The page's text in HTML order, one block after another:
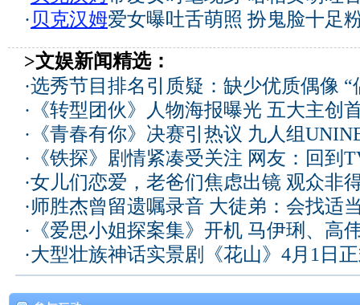
· 贝克汉姆爱女曝吐舌萌照 扮鬼脸十足
>文娱新闻精选：
·选秀节目排名引质疑：缺少优质偶像 “
· 《转型团伙》人物海报曝光 五大主创
· 《青春有你》决赛引热议 九人组
· 《铁探》剧情紧凑受关注 网友：回到
·女儿们恋爱，老爸们焦虑出镜 观众非
·师胜杰曾留遗嘱录音 大徒弟：会找适
· 《爱思小姐探案集》开机 马伊琍、高
·大型壮族神话实景剧《花山》4月1日